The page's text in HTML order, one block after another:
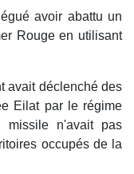
avoir abattu un
Rouge en utilisant
avait déclenché des
Eilat par le régime
missile n'avait pas
occupés de la